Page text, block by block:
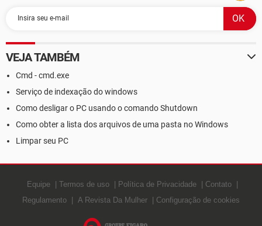
VEJA TAMBÉM
Cmd - cmd.exe
Serviço de indexação do windows
Como desligar o PC usando o comando Shutdown
Como obter a lista dos arquivos de uma pasta no Windows
Limpar seu PC
Equipe Termos de uso Política de Privacidade
Contato
Regulamento
A Revista Da Mulher Configuração de cookies